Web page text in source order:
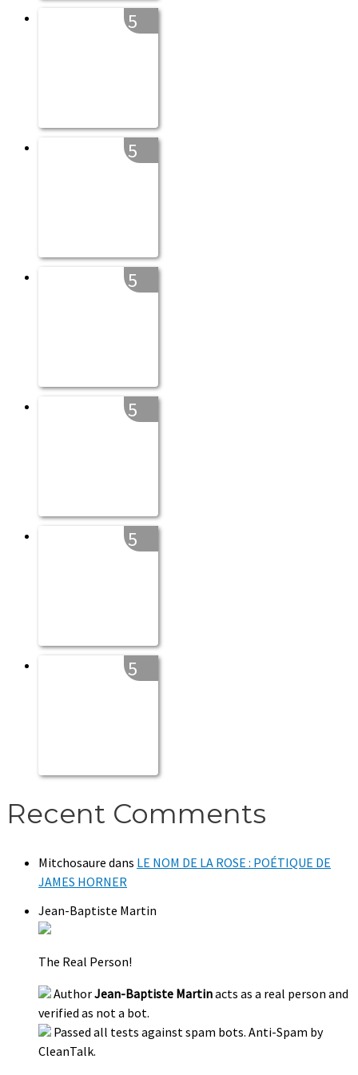
5
5
5
5
5
5
Recent Comments
Mitchosaure dans LE NOM DE LA ROSE : POÉTIQUE DE
JAMES HORNER
Jean-Baptiste Martin
The Real Person!
AuthorJean-Baptiste Martinacts as a real person and
verified as not a bot.
Passed all tests against spam bots. Anti-Spam by
CleanTalk.